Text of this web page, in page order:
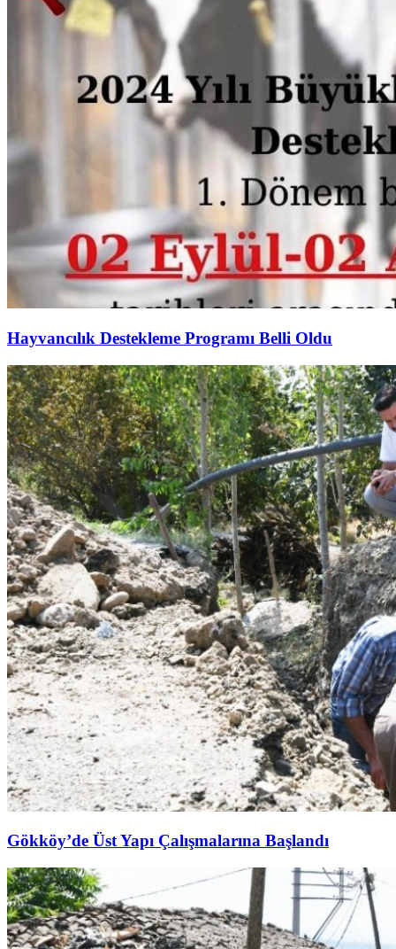
Hayvancılık Destekleme Programı Belli Oldu
Gökköy’de Üst Yapı Çalışmalarına Başlandı